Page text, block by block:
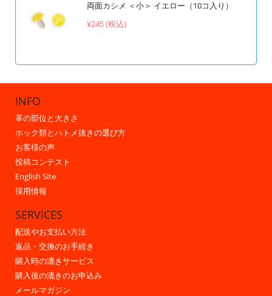
両面カシメ ＜小＞ イエロー（10コ入り）
¥245 (税込)
INFO
革の部位と大きさ
ホック類とハトメ抜きの選び方
お客様の声
投稿コンテスト
English Site
採用情報
SERVICES
配送やお支払い方法
返品・交換のお手続き
購入時の漉きサービス
購入後の漉きのお申込み
メールマガジン